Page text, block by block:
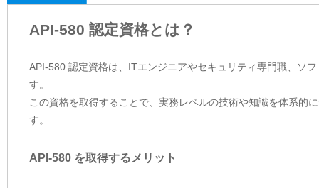
API-580 認定資格とは？
API-580 認定資格は、ITエンジニアやセキュリティ専門職、ソ
す。
この資格を取得することで、実務レベルの技術や知識を体系的
す。
API-580 を取得するメリット